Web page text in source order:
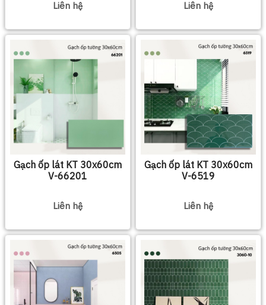
Liên hệ Liên hệ
Gạch ốp lát KT 30x60cm
V-66201
Liên hệ
Gạch ốp lát KT 30x60cm
V-6519
Liên hệ